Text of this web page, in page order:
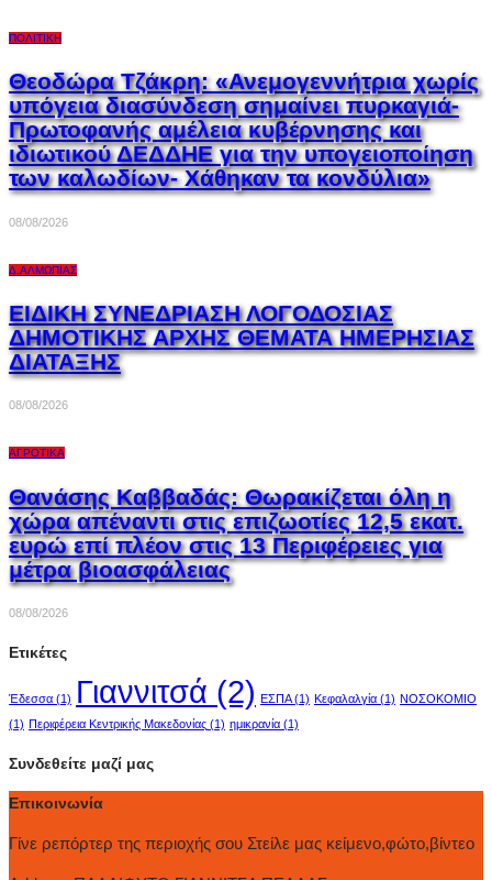
ΠΟΛΙΤΙΚΉ
Θεοδώρα Τζάκρη: «Ανεμογεννήτρια χωρίς
υπόγεια διασύνδεση σημαίνει πυρκαγιά-
Πρωτοφανής αμέλεια κυβέρνησης και
ιδιωτικού ΔΕΔΔΗΕ για την υπογειοποίηση
των καλωδίων- Χάθηκαν τα κονδύλια»
08/08/2026
Δ.ΑΛΜΩΠΊΑΣ
ΕΙΔΙΚΗ ΣΥΝΕΔΡΙΑΣΗ ΛΟΓΟΔΟΣΙΑΣ
ΔΗΜΟΤΙΚΗΣ ΑΡΧΗΣ ΘΕΜΑΤΑ ΗΜΕΡΗΣΙΑΣ
ΔΙΑΤΑΞΗΣ
08/08/2026
ΑΓΡΟΤΙΚΆ
Θανάσης Καββαδάς: Θωρακίζεται όλη η
χώρα απέναντι στις επιζωοτίες 12,5 εκατ.
ευρώ επί πλέον στις 13 Περιφέρειες για
μέτρα βιοασφάλειας
08/08/2026
Ετικέτες
Έδεσσα (1) Γιαννιτσά (2) ΕΣΠΑ(1) Κεφαλαλγία (1) ΝΟΣΟΚΟΜΙΟ
(1) Περιφέρεια Κεντρικής Μακεδονίας (1) ημικρανία (1)
Συνδεθείτε μαζί μας
Επικοινωνία
Γίνε ρεπόρτερ της περιοχής σου Στείλε μας κείμενο,φώτο,βίντεο